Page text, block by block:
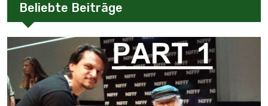
Beliebte Beiträge